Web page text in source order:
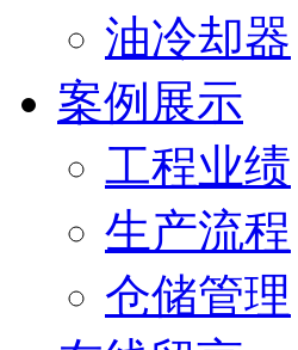
油冷却器
案例展示
工程业绩
生产流程
仓储管理